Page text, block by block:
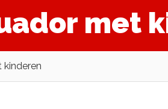
met
kinderen